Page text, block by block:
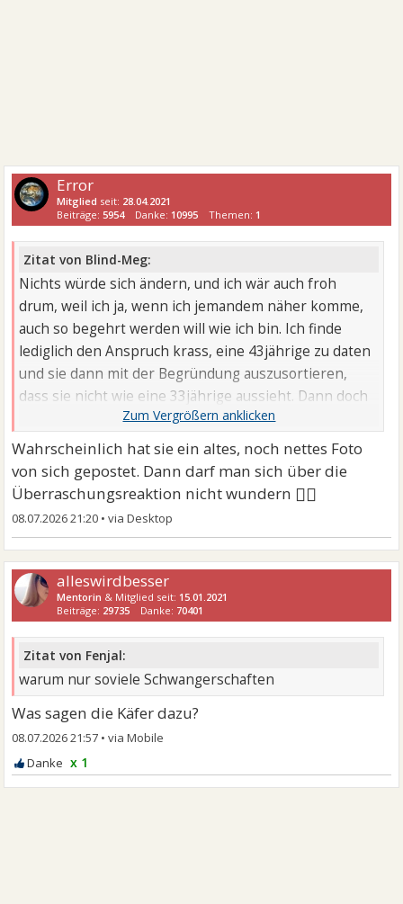
Error
Mitglied seit: 28.04.2021
Beiträge:5954 Danke: 10995 Themen: 1
Zitat von Blind-Meg:
Nichts würde sich ändern, und ich wär auch froh
drum, weil ich ja, wenn ich jemandem näher komme,
auch so begehrt werden will wie ich bin. Ich finde
lediglich den Anspruch krass, eine 43jährige zu daten
und sie dann mit der Begründung auszusortieren,
dass sie nicht wie eine 33jährige aussieht. Dann doch
Wahrscheinlich hat sie ein altes, noch nettes Foto
von sich gepostet. Dann darf man sich über die
Überraschungsreaktion nicht wundern 🤷‍♂
08.07.2026 21:20 •
alleswirdbesser
Mentorin & Mitglied seit: 15.01.2021
Beiträge: 29735 Danke: 70401
Zitat von Fenjal:
warum nur soviele Schwangerschaften
Was sagen die Käfer dazu?
08.07.2026 21:57 •
x 1